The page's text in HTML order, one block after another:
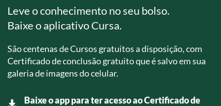
Leve o conhecimento no seu bolso.
Baixe o aplicativo Cursa.
São centenas de Cursos gratuitos a disposição, com
Certificado de conclusão gratuito que é salvo em sua
galeria de imagens do celular.
Baixe o app para ter acesso ao Certificado de